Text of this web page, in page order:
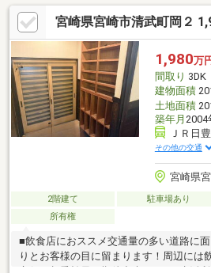
これまで店舗として利用されており、そ
てはもちろん、趣味のスペースや作業場
可能です。住まいと事業を両立したい方
ながら自分好みの空間をつくりたい方に
価格は魅力の一戸建てです。ぜひ現地を
宮崎県宮崎市清武町岡２
1,980万
間取り 3DK
建物面積
土地面積
築年月 2004
ＪＲ日
その他の交通
宮崎県
2階建て 駐車場あり
所有権
■飲食店におススメ交通量の多い道路に
りとお客様の目に留まります！周辺には